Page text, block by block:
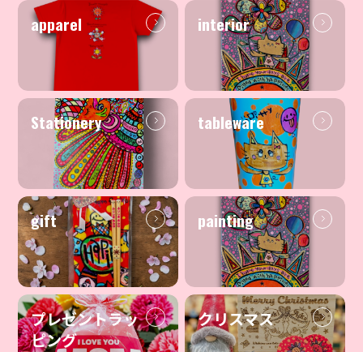
apparel interior
Stationery tableware
gift painting
プレゼントラッ
ピング
クリスマス